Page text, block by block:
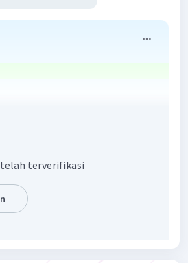
telah terverifikasi